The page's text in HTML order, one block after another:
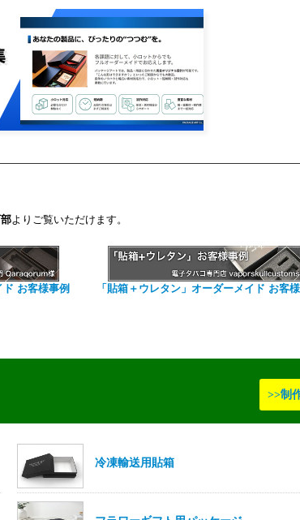
よりご覧いただけます。
ド お客様事例 「貼箱＋ウレタン」オーダーメイド お客